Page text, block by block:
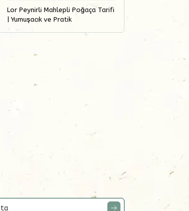
Lor Peynirli Mahlepli Poğaça Tarifi
| Yumuşacık ve Pratik